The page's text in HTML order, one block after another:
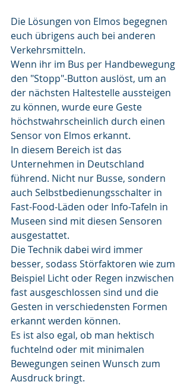
Die Lösungen von Elmos begegnen
euch übrigens auch bei anderen
Verkehrsmitteln.
Wenn ihr im Bus per Handbewegung
den "Stopp"-Button auslöst, um an
der nächsten Haltestelle aussteigen
zu können, wurde eure Geste
höchstwahrscheinlich durch einen
Sensor von Elmos erkannt.
In diesem Bereich ist das
Unternehmen in Deutschland
führend. Nicht nur Busse, sondern
auch Selbstbedienungsschalter in
Fast-Food-Läden oder Info-Tafeln in
Museen sind mit diesen Sensoren
ausgestattet.
Die Technik dabei wird immer
besser, sodass Störfaktoren wie zum
Beispiel Licht oder Regen inzwischen
fast ausgeschlossen sind und die
Gesten in verschiedensten Formen
erkannt werden können.
Es ist also egal, ob man hektisch
fuchtelnd oder mit minimalen
Bewegungen seinen Wunsch zum
Ausdruck bringt.